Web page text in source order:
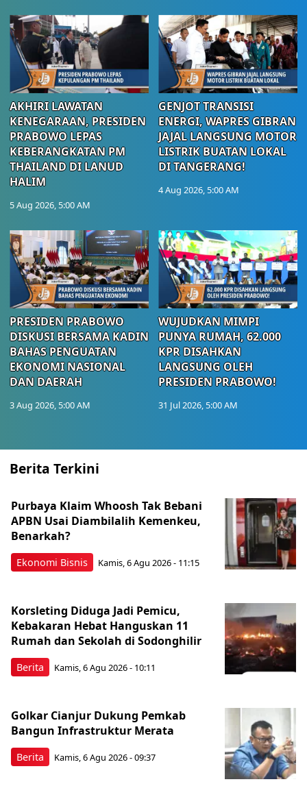
AKHIRI LAWATAN
KENEGARAAN, PRESIDEN
PRABOWO LEPAS
KEBERANGKATAN PM
THAILAND DI LANUD
HALIM
5 Aug 2026, 5:00 AM
GENJOT TRANSISI
ENERGI, WAPRES GIBRAN
JAJAL LANGSUNG MOTOR
LISTRIK BUATAN LOKAL
DI TANGERANG!
4 Aug 2026, 5:00 AM
PRESIDEN PRABOWO
DISKUSI BERSAMA KADIN
BAHAS PENGUATAN
EKONOMI NASIONAL
DAN DAERAH
3 Aug 2026, 5:00 AM
WUJUDKAN MIMPI
PUNYA RUMAH, 62.000
KPR DISAHKAN
LANGSUNG OLEH
PRESIDEN PRABOWO!
31 Jul 2026, 5:00 AM
Berita Terkini
Ekonomi Bisnis
Purbaya Klaim Whoosh Tak Bebani
APBN Usai Diambilalih Kemenkeu,
Benarkah?
Kamis, 6 Agu 2026 - 11:15
Berita
Korsleting Diduga Jadi Pemicu,
Kebakaran Hebat Hanguskan 11
Rumah dan Sekolah di Sodonghilir
Kamis, 6 Agu 2026 - 10:11
Berita
Golkar Cianjur Dukung Pemkab
Bangun Infrastruktur Merata
Kamis, 6 Agu 2026 - 09:37